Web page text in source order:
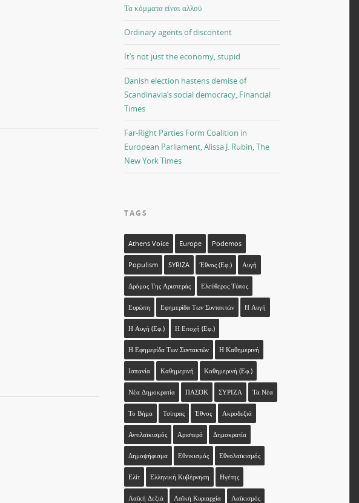
Τα κόμματα είναι αλλού
Ordinary agents of discontent
It’s not just the economy, stupid
Danish election hastens demise of
Scandinavia’s social democracy, Financial
Times
Far-Right Parties Form Coalition in
European Parliament, Alissa J. Rubin, The
New York Times
TAGS
Athens Voice Europe Podemos
Populism SYRIZA Έθνος (εφ.) Αυγή
Δρόμος Της Αριστεράς Ελεύθερος Τύπος
Ευρώπη Εφημερίδα Των Συντακτών Η Αυγή
Η Αυγή (εφ.) Η Εποχή (εφ.)
Η Εφημερίδα Των Συντακτών Η Καθημερινή
Ισπανία Καθημερινή Καθημερινή (εφ.)
Νέα Δημοκρατία ΠΑΣΟΚ ΣΥΡΙΖΑ Τα Νέα
Το Βήμα Τσίπρας Έθνος Ακροδεξιά
Αντιλαϊκισμός Αριστερά Δημοκρατία
Δημοψήφισμα Εθνικισμός Εθνολαϊκισμός
Ελίτ Ελληνική Κυβέρνηση Ηγέτης
Λαϊκή Δεξιά Λαϊκή Κυριαρχία Λαϊκισμός